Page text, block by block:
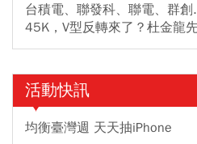
台積電、聯發科、聯電、群
45K，V型反轉來了？杜金龍
活動快訊
均衡臺灣週 天天抽iPhone